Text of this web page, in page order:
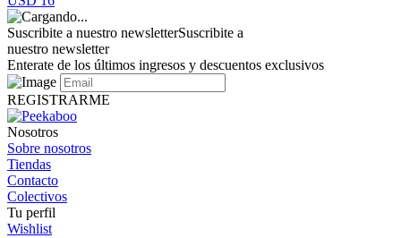
Suscribite a nuestro newsletterSuscribite a
nuestro newsletter
Enterate de los últimos ingresos y descuentos exclusivos
REGISTRARME
Nosotros
Sobre nosotros
Tiendas
Contacto
Colectivos
Tu perfil
Wishlist